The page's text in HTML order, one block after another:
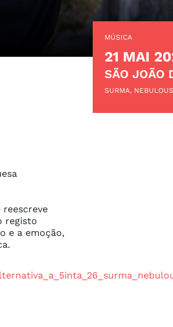
MÚSICA
21 MAI
SÃO JOÃO
SURMA, NEBULOUS
reescreve
registo
e a emoção,